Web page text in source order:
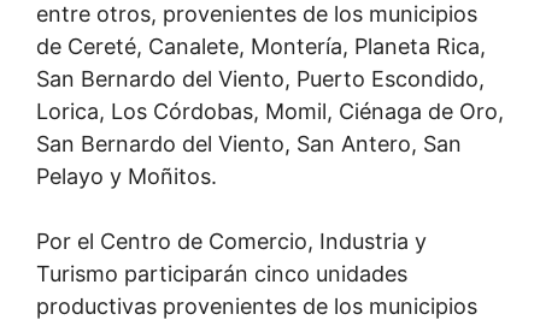
entre otros, provenientes de los municipios
de Cereté, Canalete, Montería, Planeta Rica,
San Bernardo del Viento, Puerto Escondido,
Lorica, Los Córdobas, Momil, Ciénaga de Oro,
San Bernardo del Viento, San Antero, San
Pelayo y Moñitos.
Por el Centro de Comercio, Industria y
Turismo participarán cinco unidades
productivas provenientes de los municipios